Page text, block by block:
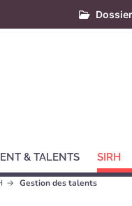
& TALENTS SIRH
Gestion des talents